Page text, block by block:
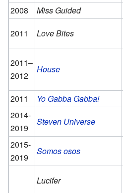
2008
Miss Guided
2011
Love Bites
2011–
2012
House
2011
Yo Gabba Gabba!
2014-
2019
Steven Universe
2015-
2019
Somos osos
Lucifer